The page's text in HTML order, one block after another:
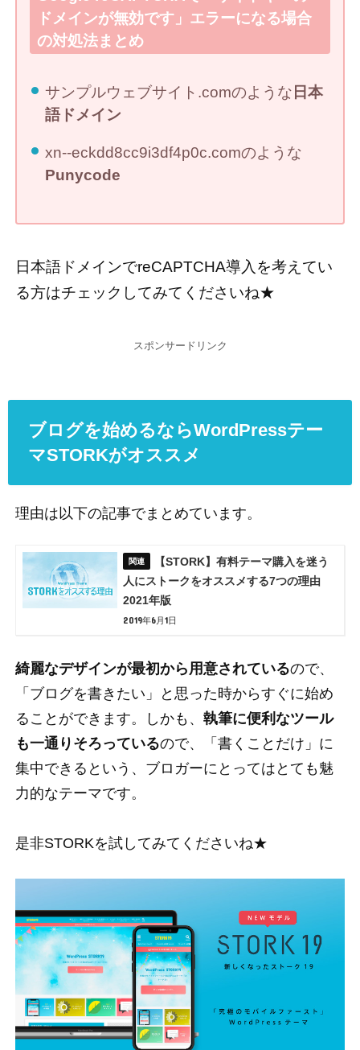
ドメインが無効です」エラーになる場合
の対処法まとめ
サンプルウェブサイト.comのような 日本
語ドメイン
xn--eckdd8cc9i3df4p0c.comのような
Punycode
日本語ドメインでreCAPTCHA導入を考えてい
る方はチェックしてみてくださいね★
スポンサードリンク
ブログを始めるならWordPressテー
マSTORKがオススメ
理由は以下の記事でまとめています。
【STORK】有料テーマ購入を迷う
人にストークをオススメする7つの理由
2021年版
2019年6月1日
綺麗なデザインが最初から用意されているので、
「ブログを書きたい」と思った時からすぐに始め
ることができます。しかも、 執筆に便利なツール
も一通りそろっているので、「書くことだけ」に
集中できるという、ブロガーにとってはとても魅
力的なテーマです。
是非STORKを試してみてくださいね★